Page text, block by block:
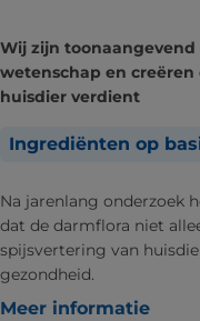
Wij zijn
wetenschap en
huisdier verdient
Ingrediënten op
Na jarenlang onderzoek
dat de darmflora niet
spijsvertering van
gezondheid.
Meer informatie